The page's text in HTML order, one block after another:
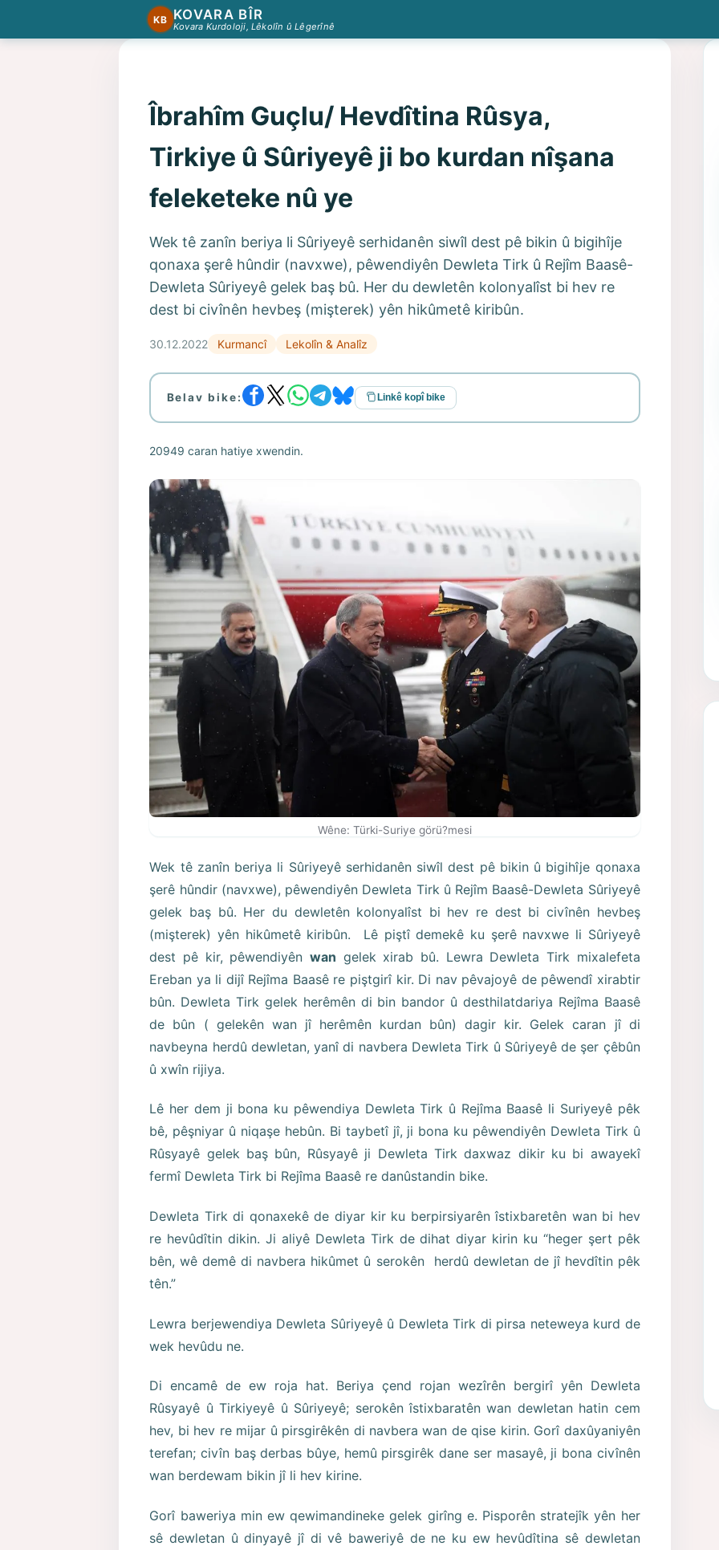
KB KOVARA BÎR
Kovara Kurdoloji, Lêkolîn û Lêgerînê
Îbrahîm Guçlu/ Hevdîtina Rûsya,
Tirkiye û Sûriyeyê ji bo kurdan nîşana
feleketeke nû ye
Wek tê zanîn beriya li Sûriyeyê serhidanên siwîl dest pê bikin û bigihîje
qonaxa şerê hûndir (navxwe), pêwendiyên Dewleta Tirk û Rejîm Baasê-
Dewleta Sûriyeyê gelek baş bû. Her du dewletên kolonyalîst bi hev re
dest bi civînên hevbeş (mişterek) yên hikûmetê kiribûn.
30.12.2022 Kurmancî Lekolîn & Analîz
Belav bike: Linkê kopî bike
20949 caran hatiye xwendin.
Wêne: Türki-Suriye görü?mesi
Wek tê zanîn beriya li Sûriyeyê serhidanên siwîl dest pê bikin û bigihîje qonaxa
şerê hûndir (navxwe), pêwendiyên Dewleta Tirk û Rejîm Baasê-Dewleta Sûriyeyê
gelek baş bû. Her du dewletên kolonyalîst bi hev re dest bi civînên hevbeş
(mişterek) yên hikûmetê kiribûn. Lê piştî demekê ku şerê navxwe li Sûriyeyê
dest pê kir, pêwendiyênwan gelek xirab bû. Lewra Dewleta Tirk mixalefeta
Ereban ya li dijî Rejîma Baasê re piştgirî kir. Di nav pêvajoyê de pêwendî xirabtir
bûn. Dewleta Tirk gelek herêmên di bin bandor û desthilatdariya Rejîma Baasê
de bûn ( gelekên wan jî herêmên kurdan bûn) dagir kir. Gelek caran jî di
navbeyna herdû dewletan, yanî di navbera Dewleta Tirk û Sûriyeyê de şer çêbûn
û xwîn rijiya.
Lê her dem ji bona ku pêwendiya Dewleta Tirk û Rejîma Baasê li Suriyeyê pêk
bê, pêşniyar û niqaşe hebûn. Bi taybetî jî, ji bona ku pêwendiyên Dewleta Tirk û
Rûsyayê gelek baş bûn, Rûsyayê ji Dewleta Tirk daxwaz dikir ku bi awayekî
fermî Dewleta Tirk bi Rejîma Baasê re danûstandin bike.
Dewleta Tirk di qonaxekê de diyar kir ku berpirsiyarên îstixbaretên wan bi hev
re hevûdîtin dikin. Ji aliyê Dewleta Tirk de dihat diyar kirin ku “heger şert pêk
bên, wê demê di navbera hikûmet û serokên herdû dewletan de jî hevdîtin pêk
tên.”
Lewra berjewendiya Dewleta Sûriyeyê û Dewleta Tirk di pirsa neteweya kurd de
wek hevûdu ne.
Di encamê de ew roja hat. Beriya çend rojan wezîrên bergirî yên Dewleta
Rûsyayê û Tirkiyeyê û Sûriyeyê; serokên îstixbaratên wan dewletan hatin cem
hev, bi hev re mijar û pirsgirêkên di navbera wan de qise kirin. Gorî daxûyaniyên
terefan; civîn baş derbas bûye, hemû pirsgirêk dane ser masayê, ji bona civînên
wan berdewam bikin jî li hev kirine.
Gorî baweriya min ew qewimandineke gelek gir­îng e. Pisporên stratejîk yên her
sê dewletan û dinyayê jî di vê baweriyê de ne ku ew hevûdîtina sê dewletan